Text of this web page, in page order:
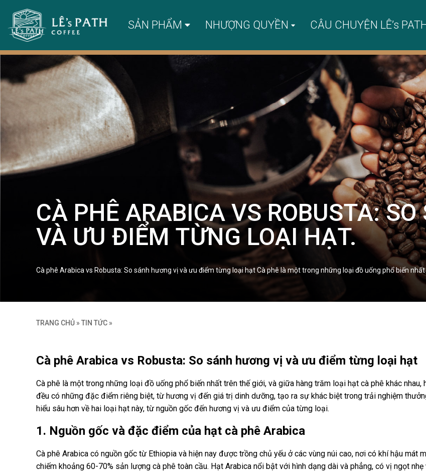
SẢN PHẨM NHƯỢNG QUYỀN CÂU CHUYỆN LÊ’s
CÀ PHÊ ARABICA VS ROBUSTA:
VÀ ƯU ĐIỂM TỪNG LOẠI HẠT.
Cà phê Arabica vs Robusta: So sánh hương vị và ưu điểm từng loại hạt Cà phê là một trong những loại đồ uống phổ biến
TRANG CHỦ » TIN TỨC »
Cà phê Arabica vs Robusta: So sánh hương vị và ưu điểm từng loại hạt
Cà phê là một trong những loại đồ uống phổ biến nhất trên thế giới, và giữa hàng trăm loại hạt cà phê khác
đều có những đặc điểm riêng biệt, từ hương vị đến giá trị dinh dưỡng, tạo ra sự khác biệt trong trải nghiệm
hiểu sâu hơn về hai loại hạt này, từ nguồn gốc đến hương vị và ưu điểm của từng loại.
1. Nguồn gốc và đặc điểm của hạt cà phê Arabica
Cà phê Arabica có nguồn gốc từ Ethiopia và hiện nay được trồng chủ yếu ở các vùng núi cao, nơi có khí hậu
chiếm khoảng 60-70% sản lượng cà phê toàn cầu. Hạt Arabica nổi bật với hình dạng dài và phẳng, có vị ngọt